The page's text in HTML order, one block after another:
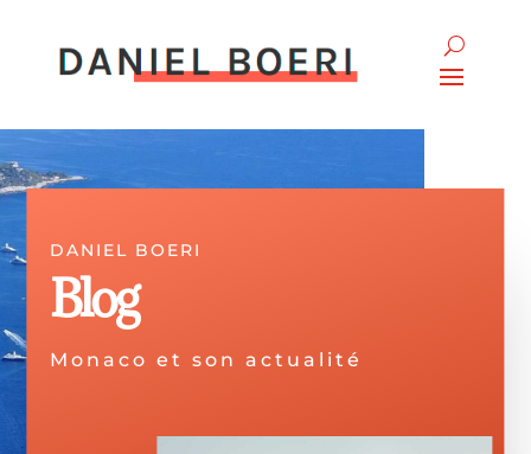
DANIEL BOERI
Blog
Monaco et son actualité